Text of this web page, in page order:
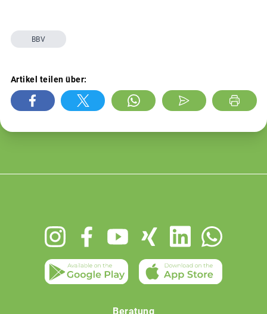
BBV
Artikel teilen über:
Beratung